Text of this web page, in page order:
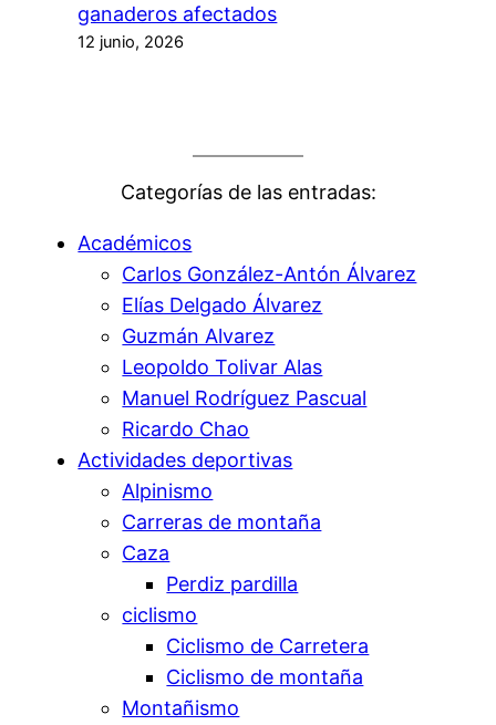
ganaderos afectados
12 junio, 2026
Categorías de las entradas:
Académicos
Carlos González-Antón Álvarez
Elías Delgado Álvarez
Guzmán Alvarez
Leopoldo Tolivar Alas
Manuel Rodríguez Pascual
Ricardo Chao
Actividades deportivas
Alpinismo
Carreras de montaña
Caza
Perdiz pardilla
ciclismo
Ciclismo de Carretera
Ciclismo de montaña
Montañismo